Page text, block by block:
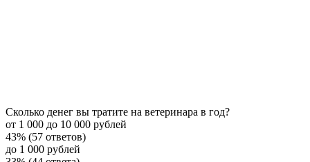
Сколько денег вы тратите на ветеринара в год?
от 1 000 до 10 000 рублей
43% (57 ответов)
до 1 000 рублей